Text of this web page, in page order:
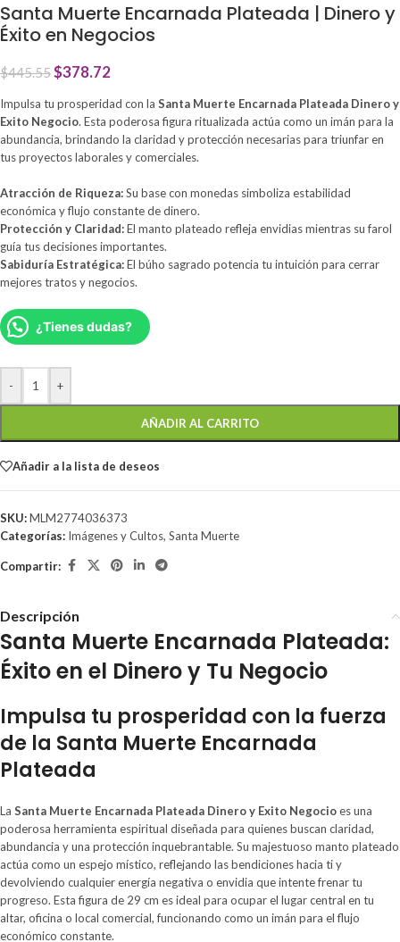
Santa Muerte Encarnada Plateada | Dinero y
Éxito en Negocios
$445.55$378.72
Impulsa tu prosperidad con la Santa Muerte Encarnada Plateada Dinero y
Exito Negocio. Esta poderosa figura ritualizada actúa como un imán para la
abundancia, brindando la claridad y protección necesarias para triunfar en
tus proyectos laborales y comerciales.
Atracción de Riqueza:Su base con monedas simboliza estabilidad
económica y flujo constante de dinero.
Protección y Claridad:El manto plateado refleja envidias mientras su farol
guía tus decisiones importantes.
Sabiduría Estratégica:El búho sagrado potencia tu intuición para cerrar
mejores tratos y negocios.
¿Tienes dudas?
- +
AÑADIR AL CARRITO
Añadir a la lista de deseos
SKU:MLM2774036373
Categorías: Imágenes y Cultos, Santa Muerte
Compartir:
Descripción
Santa Muerte Encarnada Plateada:
Éxito en el Dinero y Tu Negocio
Impulsa tu prosperidad con la fuerza
de la Santa Muerte Encarnada
Plateada
La Santa Muerte Encarnada Plateada Dinero y Exito Negocioes una
poderosa herramienta espiritual diseñada para quienes buscan claridad,
abundancia y una protección inquebrantable. Su majestuoso manto plateado
actúa como un espejo místico, reflejando las bendiciones hacia ti y
devolviendo cualquier energía negativa o envidia que intente frenar tu
progreso. Esta figura de 29 cm es ideal para ocupar el lugar central en tu
altar, oficina o local comercial, funcionando como un imán para el flujo
económico constante.